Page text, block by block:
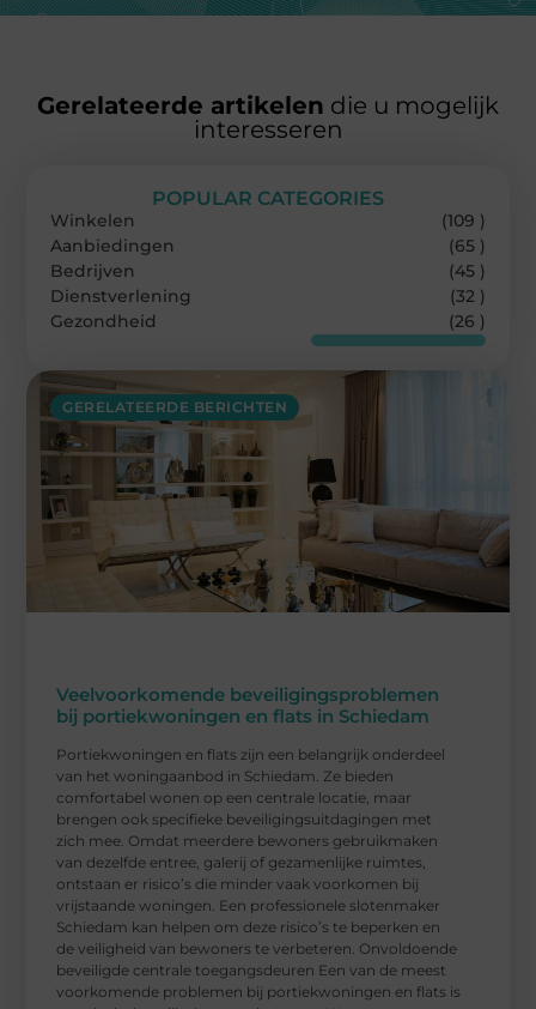
Gerelateerde artikelen die u mogelijk
interesseren
GERELATEERDE BERICHTEN
Veelvoorkomende beveiligingsproblemen
bij portiekwoningen en flats in Schiedam
Portiekwoningen en flats zijn een belangrijk onderdeel
van het woningaanbod in Schiedam. Ze bieden
comfortabel wonen op een centrale locatie, maar
brengen ook specifieke beveiligingsuitdagingen met
zich mee. Omdat meerdere bewoners gebruikmaken
van dezelfde entree, galerij of gezamenlijke ruimtes,
ontstaan er risico’s die minder vaak voorkomen bij
vrijstaande woningen. Een professionele slotenmaker
Schiedam kan helpen om deze risico’s te beperken en
de veiligheid van bewoners te verbeteren. Onvoldoende
beveiligde centrale toegangsdeuren Een van de meest
voorkomende problemen bij portiekwoningen en flats is
POPULAR CATEGORIES
Winkelen
(109 )
Aanbiedingen
(65 )
Bedrijven
(45 )
Dienstverlening
(32 )
Gezondheid
(26 )